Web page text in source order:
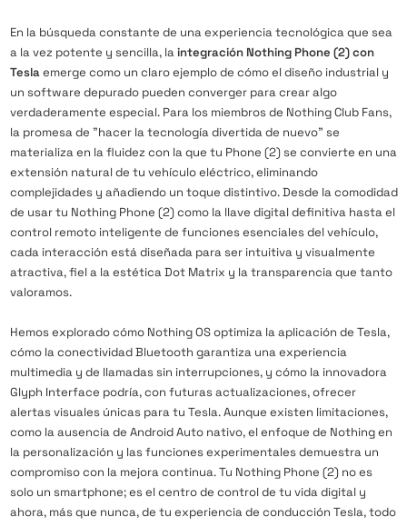
En la búsqueda constante de una experiencia tecnológica que sea
a la vez potente y sencilla, laintegración Nothing Phone (2) con
Teslaemerge como un claro ejemplo de cómo el diseño industrial y
un software depurado pueden converger para crear algo
verdaderamente especial. Para los miembros de Nothing Club Fans,
la promesa de "hacer la tecnología divertida de nuevo" se
materializa en la fluidez con la que tu Phone (2) se convierte en una
extensión natural de tu vehículo eléctrico, eliminando
complejidades y añadiendo un toque distintivo. Desde la comodidad
de usar tu Nothing Phone (2) como la llave digital definitiva hasta el
control remoto inteligente de funciones esenciales del vehículo,
cada interacción está diseñada para ser intuitiva y visualmente
atractiva, fiel a la estética Dot Matrix y la transparencia que tanto
valoramos.
Hemos explorado cómo Nothing OS optimiza la aplicación de Tesla,
cómo la conectividad Bluetooth garantiza una experiencia
multimedia y de llamadas sin interrupciones, y cómo la innovadora
Glyph Interface podría, con futuras actualizaciones, ofrecer
alertas visuales únicas para tu Tesla. Aunque existen limitaciones,
como la ausencia de Android Auto nativo, el enfoque de Nothing en
la personalización y las funciones experimentales demuestra un
compromiso con la mejora continua. Tu Nothing Phone (2) no es
solo un smartphone; es el centro de control de tu vida digital y
ahora, más que nunca, de tu experiencia de conducción Tesla, todo